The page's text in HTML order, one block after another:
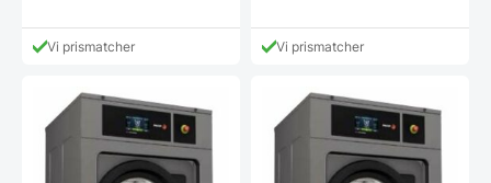
Vi prismatcher Vi prismatcher